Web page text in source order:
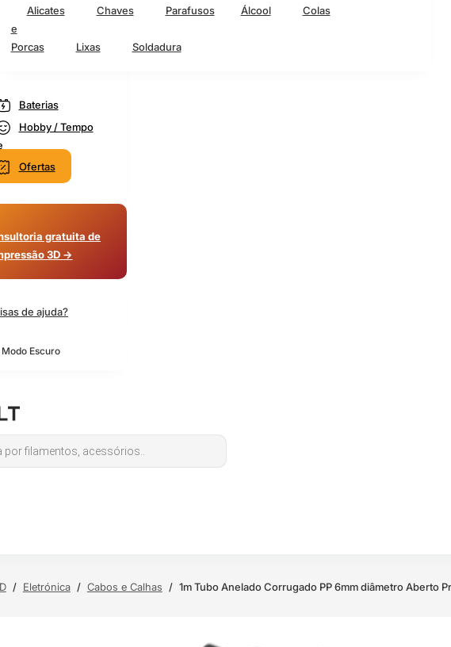
Alicates Chaves
Parafusos
e
Porcas
Lixas Soldadura
Álcool Colas
Baterias
Hobby / Tempo
Ofertas
gratuita de
3D →
de ajuda?
Escuro
/ Eletrónica / Cabos e Calhas / 1m Tubo Anelado Corrugado PP 6mm diâmetro Aberto